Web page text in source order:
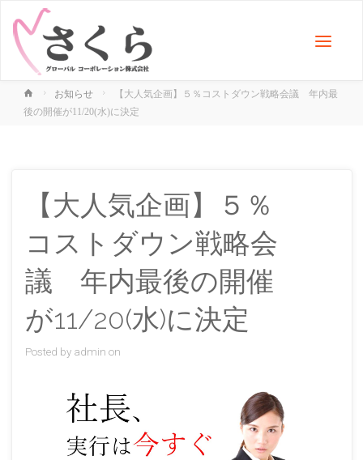
お知らせ
【大人気企画】５％コストダウン戦略会議 年内最
後の開催が11/20(水)に決定
【大人気企画】５％
コストダウン戦略会
議 年内最後の開催
が11/20(水)に決定
Posted by admin on